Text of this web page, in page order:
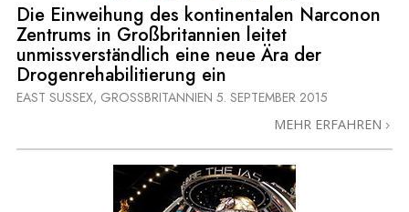
Die Einweihung des kontinentalen Narconon
Zentrums in Großbritannien leitet
unmissverständlich eine neue Ära der
Drogenrehabilitierung ein
EAST SUSSEX, GROSSBRITANNIEN 5. SEPTEMBER 2015
MEHR ERFAHREN